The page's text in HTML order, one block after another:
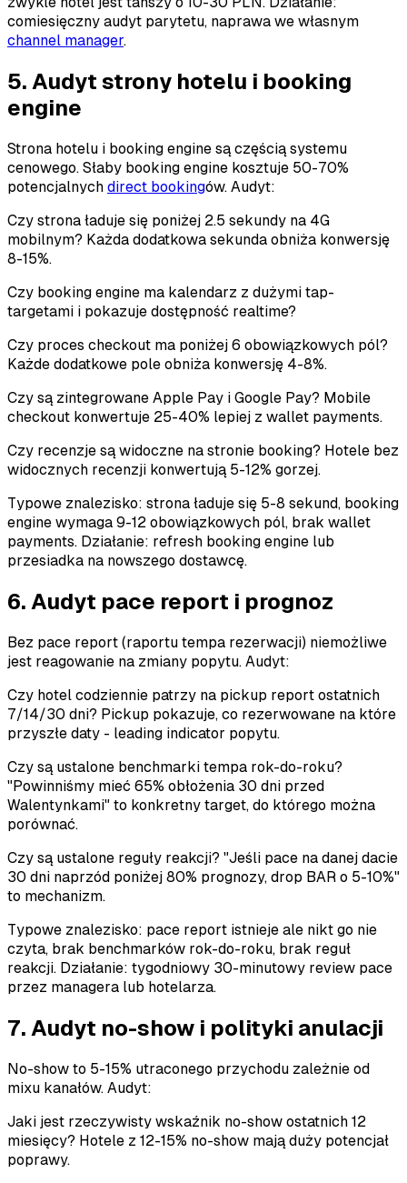
comiesięczny audyt parytetu, naprawa we własnym
channel manager.
5. Audyt strony hotelu i booking
engine
Strona hotelu i booking engine są częścią systemu
cenowego. Słaby booking engine kosztuje 50-70%
potencjalnych direct bookingów. Audyt:
Czy strona ładuje się poniżej 2.5 sekundy na 4G
mobilnym? Każda dodatkowa sekunda obniża konwersję
8-15%.
Czy booking engine ma kalendarz z dużymi tap-
targetami i pokazuje dostępność realtime?
Czy proces checkout ma poniżej 6 obowiązkowych pól?
Każde dodatkowe pole obniża konwersję 4-8%.
Czy są zintegrowane Apple Pay i Google Pay? Mobile
checkout konwertuje 25-40% lepiej z wallet payments.
Czy recenzje są widoczne na stronie booking? Hotele bez
widocznych recenzji konwertują 5-12% gorzej.
Typowe znalezisko: strona ładuje się 5-8 sekund, booking
engine wymaga 9-12 obowiązkowych pól, brak wallet
payments. Działanie: refresh booking engine lub
przesiadka na nowszego dostawcę.
6. Audyt pace report i prognoz
Bez pace report (raportu tempa rezerwacji) niemożliwe
jest reagowanie na zmiany popytu. Audyt:
Czy hotel codziennie patrzy na pickup report ostatnich
7/14/30 dni? Pickup pokazuje, co rezerwowane na które
przyszłe daty - leading indicator popytu.
Czy są ustalone benchmarki tempa rok-do-roku?
"Powinniśmy mieć 65% obłożenia 30 dni przed
Walentynkami" to konkretny target, do którego można
porównać.
Czy są ustalone reguły reakcji? "Jeśli pace na danej dacie
30 dni naprzód poniżej 80% prognozy, drop BAR o 5-10%"
to mechanizm.
Typowe znalezisko: pace report istnieje ale nikt go nie
czyta, brak benchmarków rok-do-roku, brak reguł
reakcji. Działanie: tygodniowy 30-minutowy review pace
przez managera lub hotelarza.
7. Audyt no-show i polityki anulacji
No-show to 5-15% utraconego przychodu zależnie od
mixu kanałów. Audyt:
Jaki jest rzeczywisty wskaźnik no-show ostatnich 12
miesięcy? Hotele z 12-15% no-show mają duży potencjał
poprawy.